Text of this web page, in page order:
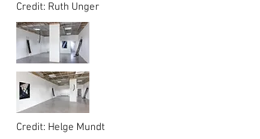
Credit: Ruth Unger
Credit: Helge Mundt